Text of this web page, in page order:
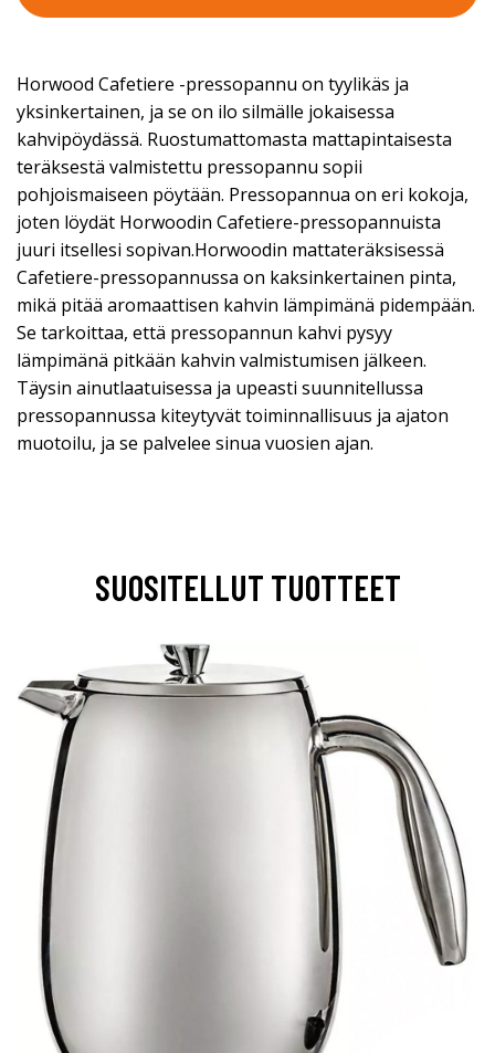
Horwood Cafetiere -pressopannu on tyylikäs ja
yksinkertainen, ja se on ilo silmälle jokaisessa
kahvipöydässä. Ruostumattomasta mattapintaisesta
teräksestä valmistettu pressopannu sopii
pohjoismaiseen pöytään. Pressopannua on eri kokoja,
joten löydät Horwoodin Cafetiere-pressopannuista
juuri itsellesi sopivan.Horwoodin mattateräksisessä
Cafetiere-pressopannussa on kaksinkertainen pinta,
mikä pitää aromaattisen kahvin lämpimänä pidempään.
Se tarkoittaa, että pressopannun kahvi pysyy
lämpimänä pitkään kahvin valmistumisen jälkeen.
Täysin ainutlaatuisessa ja upeasti suunnitellussa
pressopannussa kiteytyvät toiminnallisuus ja ajaton
muotoilu, ja se palvelee sinua vuosien ajan.
SUOSITELLUT TUOTTEET